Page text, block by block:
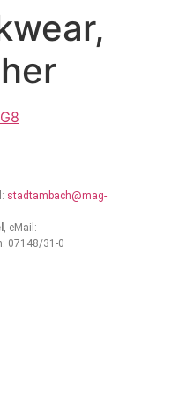
stadtambach@mag-
, eMail:
07148/31-0